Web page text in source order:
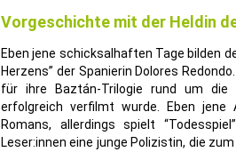
Vorgeschichte mit der Heldin
Eben jene schicksalhaften Tage bilden
Herzens” der Spanierin Dolores
für ihre Baztán-Trilogie rund um die
erfolgreich verfilmt wurde. Eben
Romans, allerdings spielt
Leser:innen eine junge Polizistin, die